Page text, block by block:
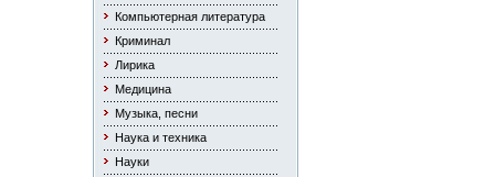
Компьютерная литература
Криминал
Лирика
Медицина
Музыка, песни
Наука и техника
Науки